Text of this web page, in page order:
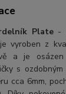
Plate -
vyroben z
a je
s
cca 6mm,